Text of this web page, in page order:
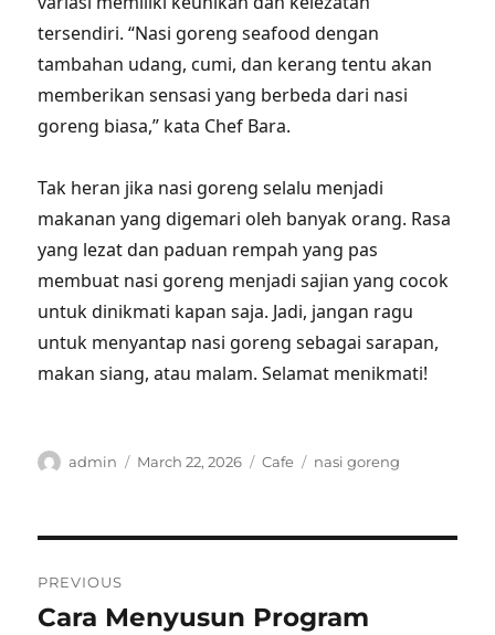
tersendiri. “Nasi goreng seafood dengan
tambahan udang, cumi, dan kerang tentu akan
memberikan sensasi yang berbeda dari nasi
goreng biasa,” kata Chef Bara.
Tak heran jika nasi goreng selalu menjadi
makanan yang digemari oleh banyak orang. Rasa
yang lezat dan paduan rempah yang pas
membuat nasi goreng menjadi sajian yang cocok
untuk dinikmati kapan saja. Jadi, jangan ragu
untuk menyantap nasi goreng sebagai sarapan,
makan siang, atau malam. Selamat menikmati!
Author
admin
Posted
March 22, 2026 Categories
Cafe Tags
nasi goreng
navigation
PREVIOUS
Previous
Cara Menyusun Program